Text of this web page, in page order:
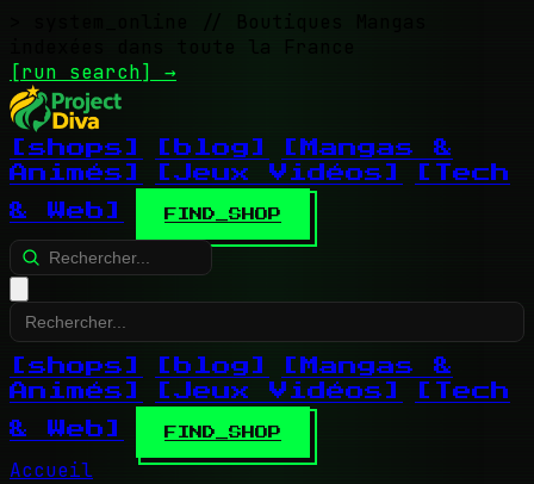
// Boutiques Mangas
indexées dans toute la France
[run search] →
[shops] [blog]
[Mangas &
Animés]
[Jeux Vidéos]
[Tech
& Web]
FIND_SHOP
[shops] [blog]
[Mangas &
Animés]
[Jeux Vidéos]
[Tech
& Web]
FIND_SHOP
Accueil